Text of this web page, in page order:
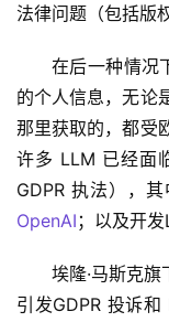
法律问题（包括版
在后一种情况
的个人信息，无论
那里获取的，都受
许多 LLM 已经面
GDPR 执法），
OpenAI ；以及开
埃隆·马斯克
引发GDPR 投诉